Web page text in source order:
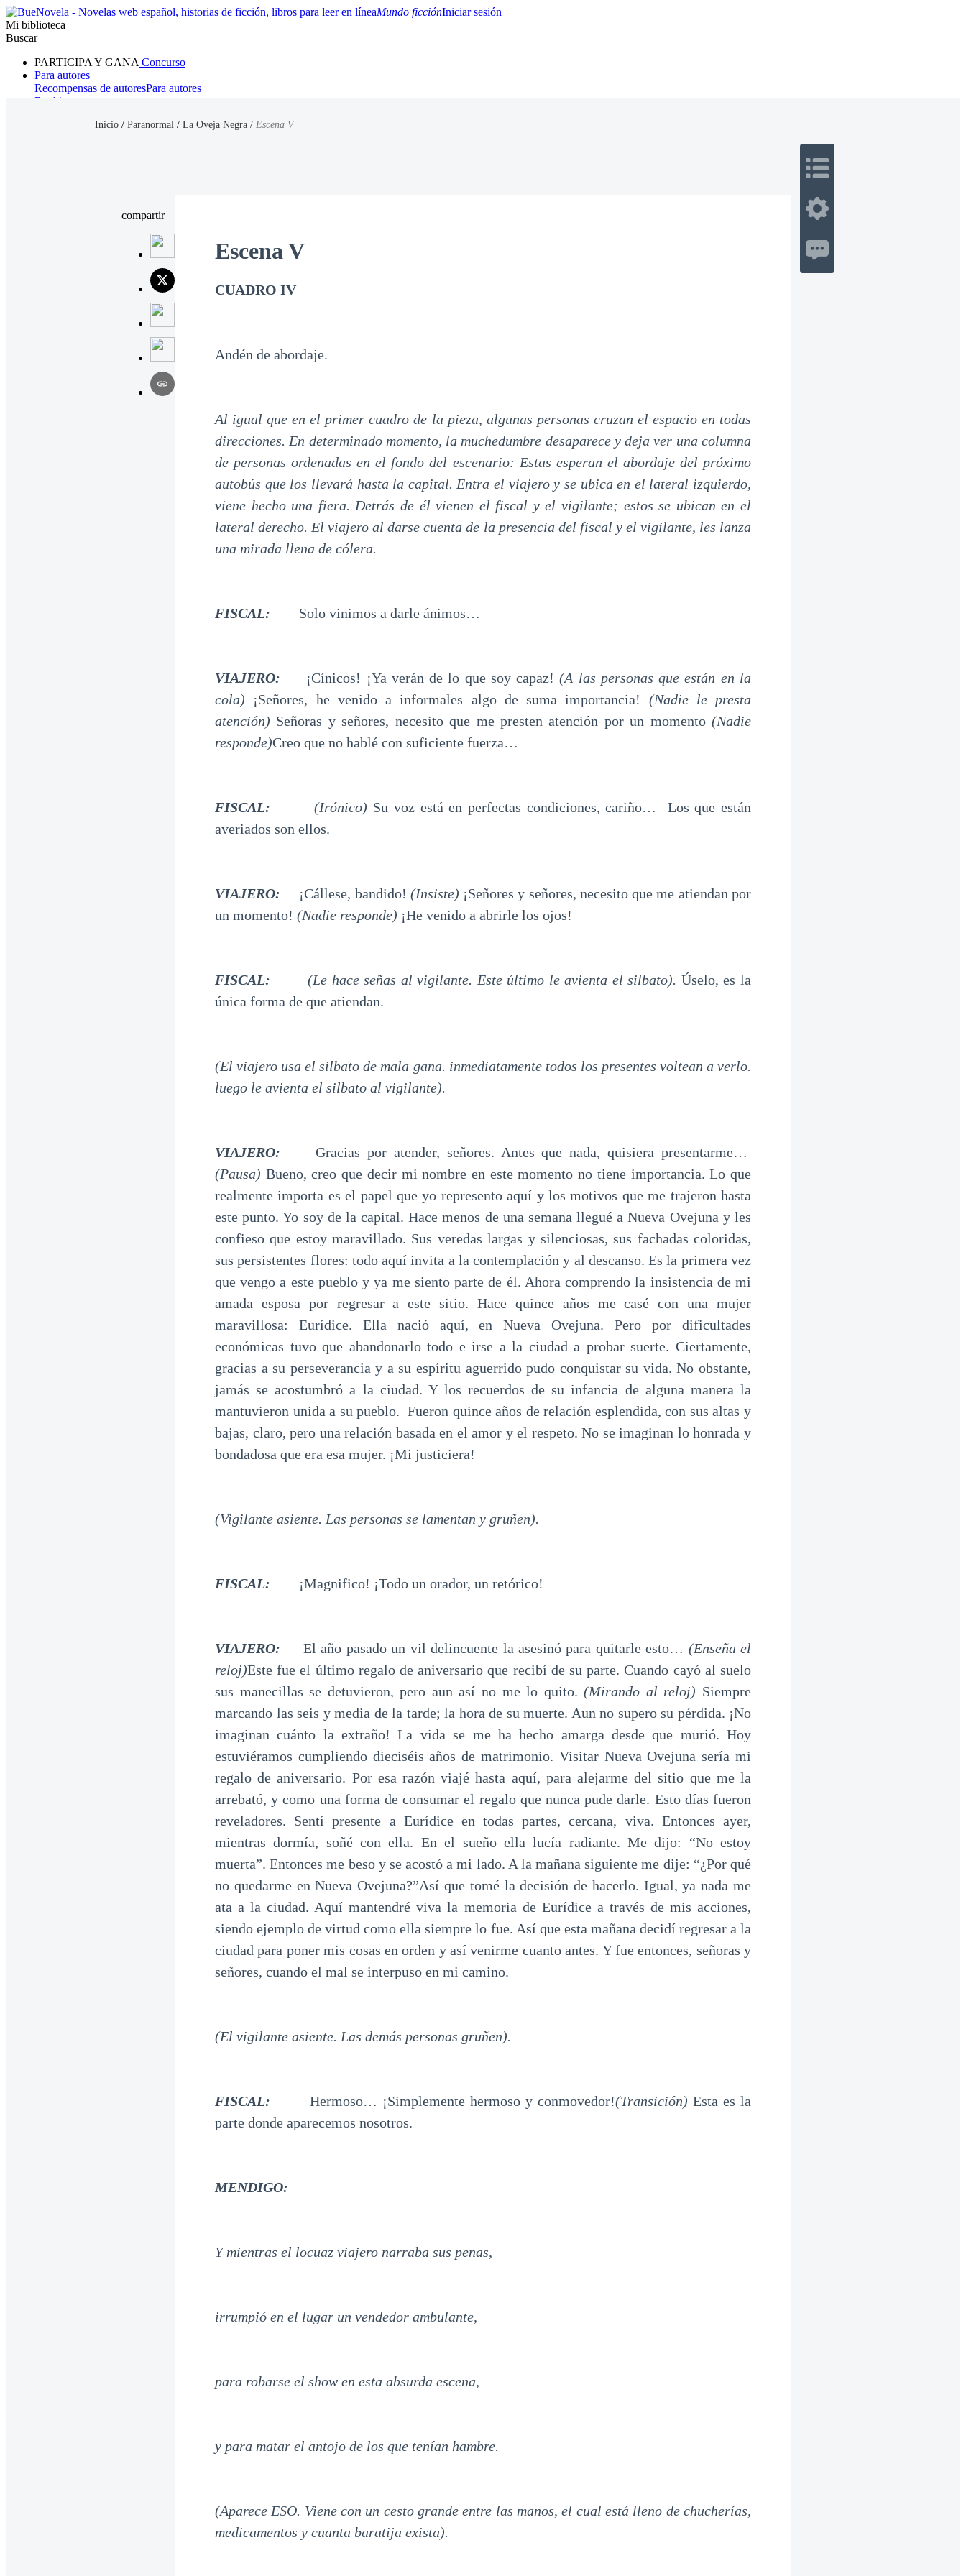
Mundo ficciónIniciar sesión
Mi biblioteca
Buscar
PARTICIPA Y GANA Concurso
Para autores
Recompensas de autoresPara autores
Ranking
Inicio / Paranormal / La Oveja Negra / Escena V
compartir
Escena V
CUADRO IV
Andén de abordaje.
Al igual que en el primer cuadro de la pieza, algunas personas cruzan el espacio en todas
direcciones. En determinado momento, la muchedumbre desaparece y deja ver una columna
de personas ordenadas en el fondo del escenario: Estas esperan el abordaje del próximo
autobús que los llevará hasta la capital. Entra el viajero y se ubica en el lateral izquierdo,
viene hecho una fiera. Detrás de él vienen el fiscal y el vigilante; estos se ubican en el
lateral derecho. El viajero al darse cuenta de la presencia del fiscal y el vigilante, les lanza
una mirada llena de cólera.
FISCAL: Solo vinimos a darle ánimos…
VIAJERO: ¡Cínicos! ¡Ya verán de lo que soy capaz!(A las personas que están en la
cola) ¡Señores, he venido a informales algo de suma importancia! (Nadie le presta
atención) Señoras y señores, necesito que me presten atención por un momento(Nadie
responde)Creo que no hablé con suficiente fuerza…
FISCAL: (Irónico) Su voz está en perfectas condiciones, cariño… Los que están
averiados son ellos.
VIAJERO: ¡Cállese, bandido! (Insiste) ¡Señores y señores, necesito que me atiendan por
un momento! (Nadie responde) ¡He venido a abrirle los ojos!
FISCAL:(Le hace señas al vigilante. Este último le avienta el silbato). Úselo, es la
única forma de que atiendan.
(El viajero usa el silbato de mala gana. inmediatamente todos los presentes voltean a verlo.
luego le avienta el silbato al vigilante).
VIAJERO: Gracias por atender, señores. Antes que nada, quisiera presentarme…
(Pausa) Bueno, creo que decir mi nombre en este momento no tiene importancia. Lo que
realmente importa es el papel que yo represento aquí y los motivos que me trajeron hasta
este punto. Yo soy de la capital. Hace menos de una semana llegué a Nueva Ovejuna y les
confieso que estoy maravillado. Sus veredas largas y silenciosas, sus fachadas coloridas,
sus persistentes flores: todo aquí invita a la contemplación y al descanso. Es la primera vez
que vengo a este pueblo y ya me siento parte de él. Ahora comprendo la insistencia de mi
amada esposa por regresar a este sitio. Hace quince años me casé con una mujer
maravillosa: Eurídice. Ella nació aquí, en Nueva Ovejuna. Pero por dificultades
económicas tuvo que abandonarlo todo e irse a la ciudad a probar suerte. Ciertamente,
gracias a su perseverancia y a su espíritu aguerrido pudo conquistar su vida. No obstante,
jamás se acostumbró a la ciudad. Y los recuerdos de su infancia de alguna manera la
mantuvieron unida a su pueblo. Fueron quince años de relación esplendida, con sus altas y
bajas, claro, pero una relación basada en el amor y el respeto. No se imaginan lo honrada y
bondadosa que era esa mujer. ¡Mi justiciera!
(Vigilante asiente. Las personas se lamentan y gruñen).
FISCAL: ¡Magnifico! ¡Todo un orador, un retórico!
VIAJERO: El año pasado un vil delincuente la asesinó para quitarle esto… (Enseña el
reloj)Este fue el último regalo de aniversario que recibí de su parte. Cuando cayó al suelo
sus manecillas se detuvieron, pero aun así no me lo quito.(Mirando al reloj) Siempre
marcando las seis y media de la tarde; la hora de su muerte. Aun no supero su pérdida. ¡No
imaginan cuánto la extraño! La vida se me ha hecho amarga desde que murió. Hoy
estuviéramos cumpliendo dieciséis años de matrimonio. Visitar Nueva Ovejuna sería mi
regalo de aniversario. Por esa razón viajé hasta aquí, para alejarme del sitio que me la
arrebató, y como una forma de consumar el regalo que nunca pude darle. Esto días fueron
reveladores. Sentí presente a Eurídice en todas partes, cercana, viva. Entonces ayer,
mientras dormía, soñé con ella. En el sueño ella lucía radiante. Me dijo: “No estoy
muerta”. Entonces me beso y se acostó a mi lado. A la mañana siguiente me dije: “¿Por qué
no quedarme en Nueva Ovejuna?”Así que tomé la decisión de hacerlo. Igual, ya nada me
ata a la ciudad. Aquí mantendré viva la memoria de Eurídice a través de mis acciones,
siendo ejemplo de virtud como ella siempre lo fue. Así que esta mañana decidí regresar a la
ciudad para poner mis cosas en orden y así venirme cuanto antes. Y fue entonces, señoras y
señores, cuando el mal se interpuso en mi camino.
(El vigilante asiente. Las demás personas gruñen).
FISCAL: Hermoso… ¡Simplemente hermoso y conmovedor!(Transición) Esta es la
parte donde aparecemos nosotros.
MENDIGO:
Y mientras el locuaz viajero narraba sus penas,
irrumpió en el lugar un vendedor ambulante,
para robarse el show en esta absurda escena,
y para matar el antojo de los que tenían hambre.
(Aparece ESO. Viene con un cesto grande entre las manos, el cual está lleno de chucherías,
medicamentos y cuanta baratija exista).